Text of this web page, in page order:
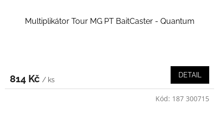
Multiplikátor Tour MG PT BaitCaster - Quantum
814 Kč / ks
DETAIL
Kód: 187 300715